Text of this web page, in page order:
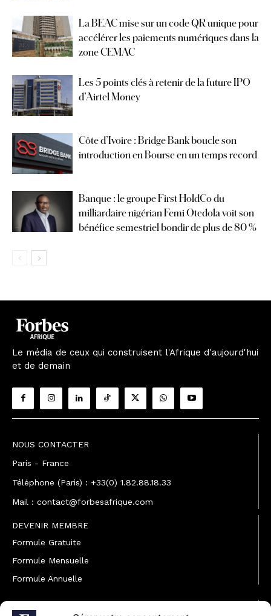
La BEAC mise sur un code QR unique pour
accélérer les paiements numériques dans la
zone CEMAC
Les 5 points clés à retenir de la future IPO
d’Airtel Money
Côte d’Ivoire : Bridge Bank boucle son
introduction en Bourse en un temps record
Banque : le groupe First HoldCo du
milliardaire nigérian Femi Otedola voit son
bénéfice semestriel bondir de plus de 80 %
Le média de ceux qui construisent l'Afrique d'aujourd'hui
et de demain
NOUS CONTACTER
Paris - France
Téléphone (Paris) : +33(0) 1.82.88.18.33
Mail : contact@forbesafrique.com
DEVENIR MEMBRE
Formule Gratuite
Formule Mensuelle
Formule Annuelle
JOINDRE L'ÉQUIPE